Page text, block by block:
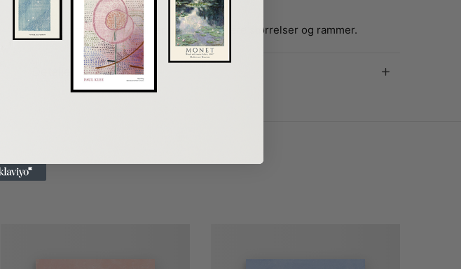
Denne smukke Bea Mulller plakat fås i flere størrelser og rammer.